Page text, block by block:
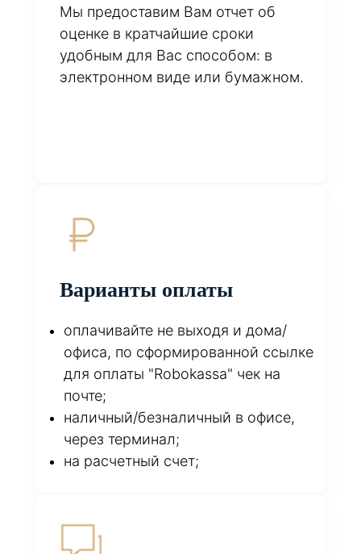
Мы предоставим Вам отчет об
оценке в кратчайшие сроки
удобным для Вас способом: в
электронном виде или бумажном.
Варианты оплаты
оплачивайте не выходя и дома/
офиса, по сформированной ссылке
для оплаты "Robokassa" чек на
почте;
наличный/безналичный в офисе,
через терминал;
на расчетный счет;